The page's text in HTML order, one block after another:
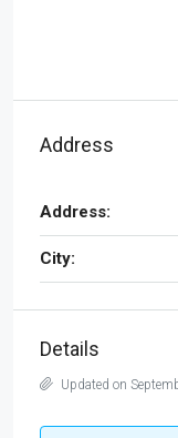
Address
Address:
City:
Details
Updated on